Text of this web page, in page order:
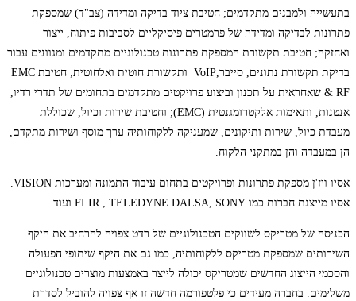
בתעשייה ולמבנים מתקדמים; חטיבת ציוד בדיקה ומדידה (צב"ד) שמספקת
פתרונות לבדיקה ומדידה של פרמטרים פיסיקליים לסביבות פיתוח, ייצור
ואחזקה; חטיבת תקשורת המספקת פתרונות טכנולוגיים מתקדמים ומגוונים עבור
בדיקת תקשורת נתונים, סייבר,VoIP ותקשורת חוטית ואלחוטית; חטיבת EMC
& RF שאחראית על תכנון וביצוע פרויקטים מתקדמים בתחומים של תדרי רדיו,
אנטנות, ותאימות אלקטרומגנטית (EMC); וחטיבת שירות וכיול, שכוללת
מעבדת כיול, שירות ותיקונים, שמעניקה ללקוחותיה ערך מוסף ושירות מתקדם,
הן במעבדה והן במתקני הלקוח.
אסיו ויז'ן מספקת פתרונות ופרויקטים בתחום עיבוד התמונה ומערכות VISION.
אסיו מייצגת חברות כמו FLIR , TELEDYNE DALSA, SONY ועוד.
הכניסה של מטריקס לשווקים הטכנולוגיים של רדט צפויה להרחיב את היקף
השירותים שמספקת מטריקס ללקוחותיה, כמו גם את היקף שיתופי הפעולה
והסכמי הייצוג החדשים שמטריקס יכולה לייצר באמצעות מוצרים טכנולוגיים
משלימים. בחברה מעידים כי פלטפורמה חדשה זו אף צפויה להוביל לסדרת